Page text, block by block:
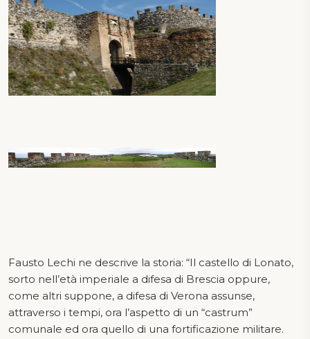
Fausto Lechi ne descrive la storia: “Il castello di Lonato,
sorto nell’età imperiale a difesa di Brescia oppure,
come altri suppone, a difesa di Verona assunse,
attraverso i tempi, ora l’aspetto di un “castrum”
comunale ed ora quello di una fortificazione militare.